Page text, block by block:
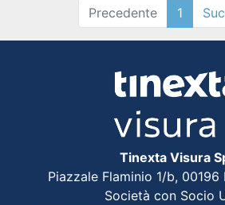
Precedente 1
Tinexta Visura
Piazzale Flaminio 1/b,
Società con Socio